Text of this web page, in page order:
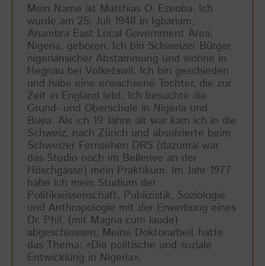
Mein Name ist Matthias O. Ezeoba. Ich
wurde am 25. Juli 1948 in Igbariam,
Anambra East Local Government Area,
Nigeria, geboren. Ich bin Schweizer Bürger
nigeriansicher Abstammung und wohne in
Hegnau bei Volketswil. Ich bin geschieden
und habe eine erwachsene Tochter, die zur
Zeit in England lebt. Ich besuchte die
Grund- und Oberschule in Nigeria und
Buea. Als ich 19 Jahre alt war kam ich in die
Schweiz, nach Zürich und absolvierte beim
Schweizer Fernsehen DRS (dazumal war
das Studio noch im Bellerive an der
Höschgasse) mein Praktikum. Im Jahr 1977
habe ich mein Studium der
Politikwissenschaft, Publizistik, Soziologie
und Anthropologie mit der Erwerbung eines
Dr. Phil. (mit Magna cum laude)
abgeschlossen. Meine Doktorarbeit hatte
das Thema: «Die politische und soziale
Entwicklung in Nigeria».